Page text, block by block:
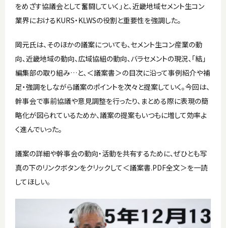
をめざす協議会として奮闘していく」と、近畿地域セメント生コン
業界におけるKURS・KLWSの役割と重要性を強調した。
岡元氏は、そのほかの議案についても、セメント生コン産業の動
向、近畿地域の動向、広域協組の動向、バラセメントの現況、「結」
編集部の取り組み…と、＜議案書＞の目次に沿って事例紹介や補
足・強調をしながら議案のポイントを次々と提案していく。今回は、
幹事会で事前協議や意見調整を行ったり、まとめる際に表現の簡
略化が図られているためか、議案の提案もいつもに増して効率よ
く進んでいった。
議案の詳細や幹事会の動向・活動を共有するために、ぜひとも写
真の下のリンクボタンをクリックして＜議案書.PDF全文＞を一読
してほしい。